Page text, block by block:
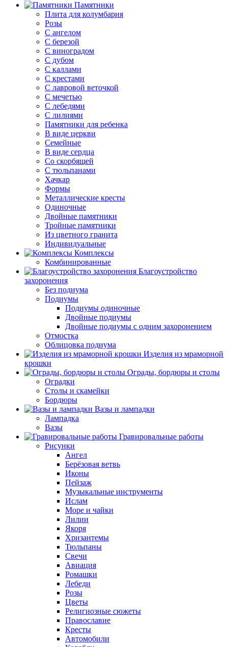
Памятники
Плита для колумбария
Розы
C ангелом
C березой
С виноградом
С дубом
С каллами
С крестами
С лавровой веточкой
С мечетью
C лебедями
С лилиями
Памятники для ребенка
В виде церкви
Семейные
В виде сердца
Со скорбящей
С тюльпанами
Хачкар
Формы
Металлические кресты
Одиночные
Двойные памятники
Тройные памятники
Из цветного гранита
Индивидуальные
Комплексы
Комбинированные
Благоустройство
захоронения
Без подиума
Подиумы
Подиумы одиночные
Двойные подиумы
Двойные подиумы с одним захоронением
Отмостка
Облицовка подиума
Изделия из мраморной
крошки
Ограды, бордюры и столы
Оградки
Столы и скамейки
Бордюры
Вазы и лампадки
Лампадка
Вазы
Гравировальные работы
Рисунки
Ангел
Берёзовая ветвь
Иконы
Пейзаж
Музыкальные инструменты
Ислам
Море и чайки
Лилии
Якоря
Хризантемы
Тюльпаны
Свечи
Авиация
Ромашки
Лебеди
Розы
Цветы
Религиозные сюжеты
Православие
Кресты
Автомобили